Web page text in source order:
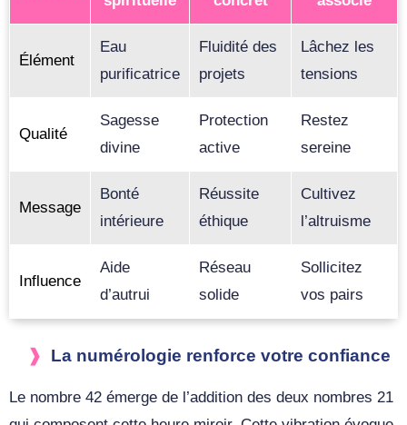
Élément
Eau
purificatrice
Fluidité des
projets
Lâchez les
tensions
Qualité
Sagesse
divine
Protection
active
Restez
sereine
Message
Bonté
intérieure
Réussite
éthique
Cultivez
l’altruisme
Influence
Aide
d’autrui
Réseau
solide
Sollicitez
vos pairs
La numérologie renforce votre confiance
Le nombre 42 émerge de l’addition des deux nombres 21